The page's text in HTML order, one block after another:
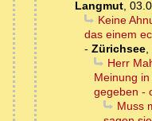
Langmut,
Keine
das einem
- Zürichsee,
Herr
Meinung
gegeben -
Muss